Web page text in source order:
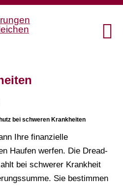
bei schweren Krank­hei­ten
Ihre finanzielle
Haufen werfen. Die Dread-
bei schwerer Krankheit
Sie bestimmen